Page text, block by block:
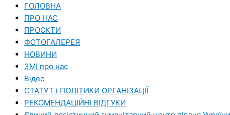
ГОЛОВНА
ПРО НАС
ПРОЄКТИ
ФОТОГАЛЕРЕЯ
НОВИНИ
ЗМI про нас
Вiдео
СТАТУТ і ПОЛІТИКИ ОРГАНІЗАЦІЇ
РЕКОМЕНДАЦІЙНІ ВІДГУКИ